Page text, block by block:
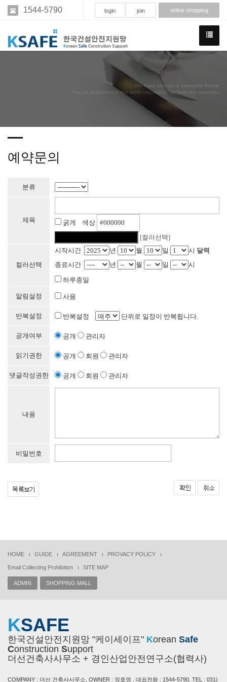
1544-5790 login join online shopping
We have created a awesome theme
Far far away,behind the word mountains, far from the countries
예약문의
분류
제목
굵게 색상
[컬러선택]
컬러선택
시작시간 년 월 일 시 달력
종료시간
년 월 일
시
하루종일
알림설정 사용
반복설정 반복설정 단위로 일정이 반복됩니다.
공개여부 공개 관리자
읽기권한 공개 회원 관리자
댓글작성권한 공개 회원 관리자
내용
비밀번호
HOME GUIDE AGREEMENT PROVACY POLICY
Email Collecting Prohibition SITE MAP
ADMIN SHOPPING MALL
KSAFE
한국건설안전지원망 "케이세이프" Korean Safe
Construction Support
더선건축사사무소 + 경인산업안전연구소(협력사)
COMPANY : 더선 건축사사무소, OWNER : 정호영 , 대표전화 : 1544-5790, TEL : 031)